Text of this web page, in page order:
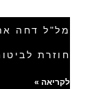
מל"ל דחה
חוזרת
לקריאה »